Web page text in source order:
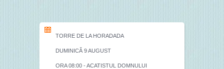
TORRE DE LA HORADADA
DUMINICĂ 9 AUGUST
ORA 08:00 - ACATISTUL DOMNULUI